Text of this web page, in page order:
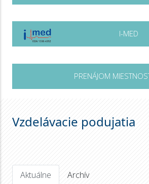
I-MED
PRENÁJOM
Vzdelávacie podujatia
Aktuálne Archív